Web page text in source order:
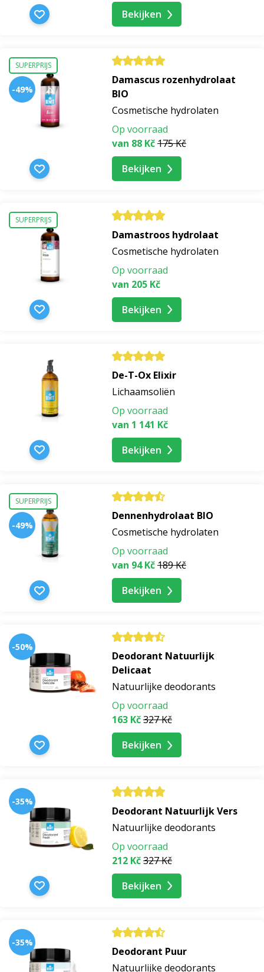
hyaluronzuur serum
serum met salicylzuur
serum met peptiden
serum met retinol
antioxidant serum
hydraterend serum
hydraterend serum met hyaluronzuur
acne serum
serum voor kringen onder de ogen
serum voor de vette huid
nagelserum
oogserum
serum voor pigmentvlekken
serum voor de huid
hydraterend huidserum
vitamine c huidserum
serum voor vergrote poriën
haarserum
haargroeiserum
serum voor de uiteinden van het haar
vochtinbrengend haarserum
haarmest serum
Bekijken
SUPERPRIJS
-49%
Damascus rozenhydrolaat
BIO
Cosmetische hydrolaten
Op voorraad
van 88 Kč175 Kč
Bekijken
SUPERPRIJS
Damastroos hydrolaat
Cosmetische hydrolaten
Op voorraad
van 205 Kč
Bekijken
De-T-Ox Elixir
Lichaamsoliën
Op voorraad
van 1 141 Kč
Bekijken
SUPERPRIJS
-49%
Dennenhydrolaat BIO
Cosmetische hydrolaten
Op voorraad
van 94 Kč189 Kč
Bekijken
-50%
Deodorant Natuurlijk
Delicaat
Natuurlijke deodorants
Op voorraad
163 Kč327 Kč
Bekijken
-35%
Deodorant Natuurlijk Vers
Natuurlijke deodorants
Op voorraad
212 Kč327 Kč
Bekijken
-35%
Deodorant Puur
Natuurlijke deodorants